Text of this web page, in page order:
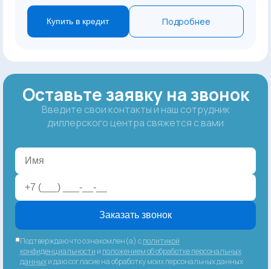
Купить в кредит Подробнее
Оставьте заявку на звонок
Введите свои контакты и наш сотрудник
диллерского центра свяжется с вами
Заказать звонок
Подтверждаю что ознакомлен(а) сполитикой
конфиденциальности и положением об обработке персональных
данныхи даю согласие на обработку моих персональных данных